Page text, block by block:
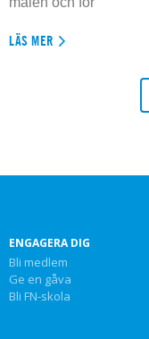
LÄS MER
ENGAGERA DIG
Bli medlem
Ge en gåva
Bli FN-skola